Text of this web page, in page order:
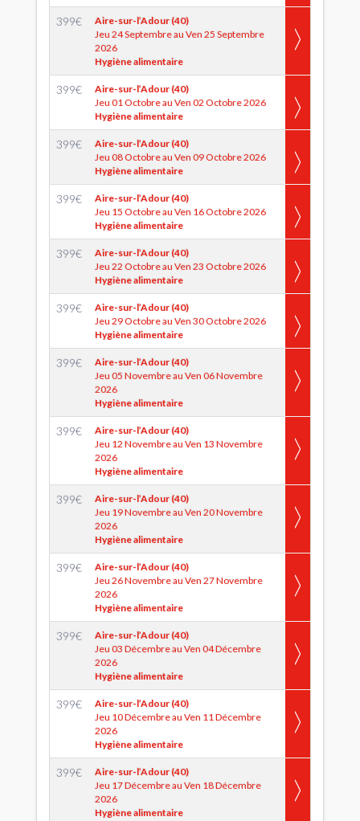
399€
Aire-sur-l’Adour (40)
Jeu 24 Septembre au Ven 25 Septembre
2026
Hygiène alimentaire
399€
Aire-sur-l’Adour (40)
Jeu 01 Octobre au Ven 02 Octobre 2026
Hygiène alimentaire
399€
Aire-sur-l’Adour (40)
Jeu 08 Octobre au Ven 09 Octobre 2026
Hygiène alimentaire
399€
Aire-sur-l’Adour (40)
Jeu 15 Octobre au Ven 16 Octobre 2026
Hygiène alimentaire
399€
Aire-sur-l’Adour (40)
Jeu 22 Octobre au Ven 23 Octobre 2026
Hygiène alimentaire
399€
Aire-sur-l’Adour (40)
Jeu 29 Octobre au Ven 30 Octobre 2026
Hygiène alimentaire
399€
Aire-sur-l’Adour (40)
Jeu 05 Novembre au Ven 06 Novembre
2026
Hygiène alimentaire
399€
Aire-sur-l’Adour (40)
Jeu 12 Novembre au Ven 13 Novembre
2026
Hygiène alimentaire
399€
Aire-sur-l’Adour (40)
Jeu 19 Novembre au Ven 20 Novembre
2026
Hygiène alimentaire
399€
Aire-sur-l’Adour (40)
Jeu 26 Novembre au Ven 27 Novembre
2026
Hygiène alimentaire
399€
Aire-sur-l’Adour (40)
Jeu 03 Décembre au Ven 04 Décembre
2026
Hygiène alimentaire
399€
Aire-sur-l’Adour (40)
Jeu 10 Décembre au Ven 11 Décembre
2026
Hygiène alimentaire
399€
Aire-sur-l’Adour (40)
Jeu 17 Décembre au Ven 18 Décembre
2026
Hygiène alimentaire